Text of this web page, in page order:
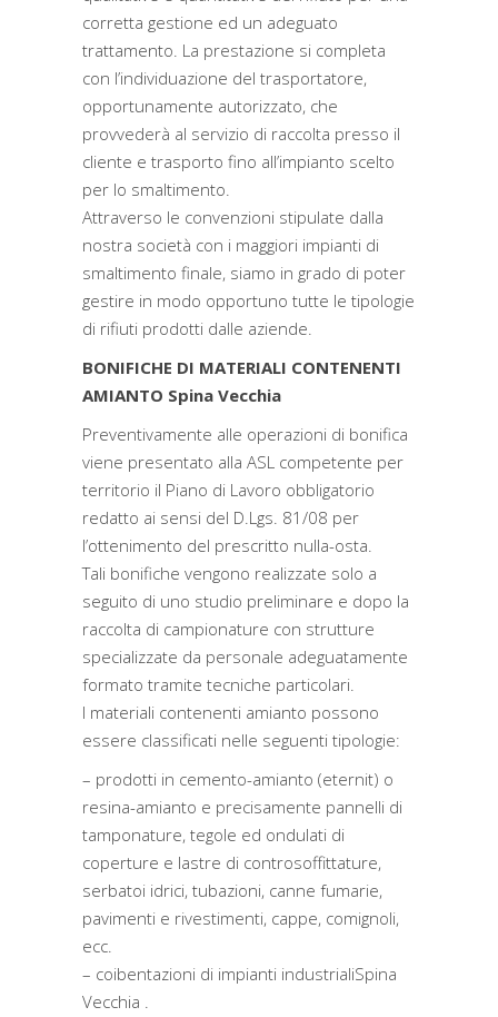
corretta gestione ed un adeguato
trattamento. La prestazione si completa
con l’individuazione del trasportatore,
opportunamente autorizzato, che
provvederà al servizio di raccolta presso il
cliente e trasporto fino all’impianto scelto
per lo smaltimento.
Attraverso le convenzioni stipulate dalla
nostra società con i maggiori impianti di
smaltimento finale, siamo in grado di poter
gestire in modo opportuno tutte le tipologie
di rifiuti prodotti dalle aziende.
BONIFICHE DI MATERIALI CONTENENTI
AMIANTO Spina Vecchia
Preventivamente alle operazioni di bonifica
viene presentato alla ASL competente per
territorio il Piano di Lavoro obbligatorio
redatto ai sensi del D.Lgs. 81/08 per
l’ottenimento del prescritto nulla-osta.
Tali bonifiche vengono realizzate solo a
seguito di uno studio preliminare e dopo la
raccolta di campionature con strutture
specializzate da personale adeguatamente
formato tramite tecniche particolari.
I materiali contenenti amianto possono
essere classificati nelle seguenti tipologie:
– prodotti in cemento-amianto (eternit) o
resina-amianto e precisamente pannelli di
tamponature, tegole ed ondulati di
coperture e lastre di controsoffittature,
serbatoi idrici, tubazioni, canne fumarie,
pavimenti e rivestimenti, cappe, comignoli,
ecc.
– coibentazioni di impianti industrialiSpina
Vecchia .